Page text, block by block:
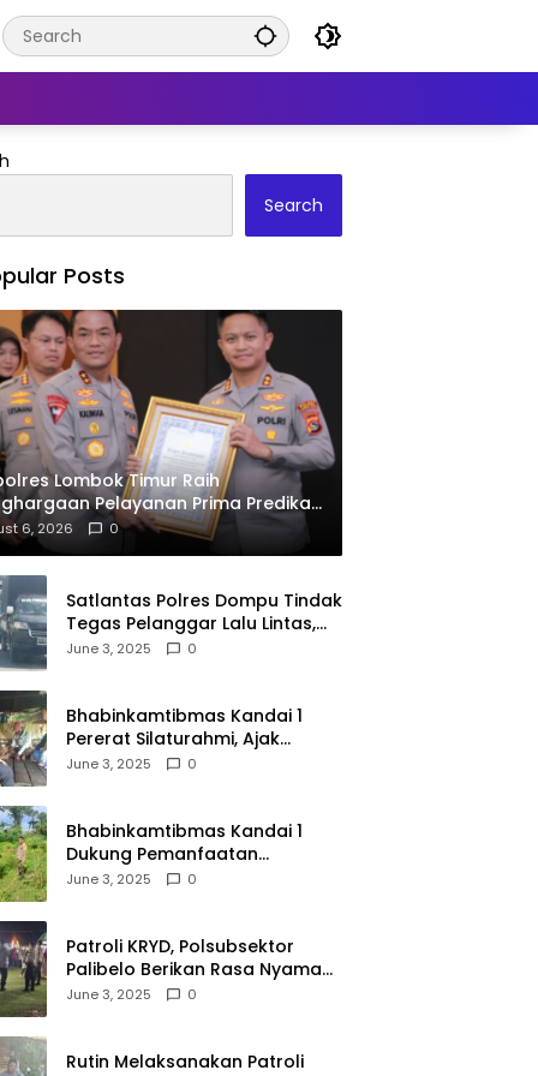
Search
Posts
Lombok Timur Raih
Pelayanan Prima Predikat
Kapolri
6, 2026 0
Satlantas Polres Dompu Tindak
Tegas Pelanggar Lalu Lintas,
Mobil Bodong, dan Kendaraan
June 3, 2025 0
Bhabinkamtibmas Kandai 1
Pererat Silaturahmi, Ajak
Warga Jaga Keamanan
June 3, 2025 0
Bhabinkamtibmas Kandai 1
Dukung Pemanfaatan
Pekarangan untuk Ketahanan
June 3, 2025 0
Patroli KRYD, Polsubsektor
Palibelo Berikan Rasa Nyaman
Bagi Masyarakat dan
June 3, 2025 0
Rutin Melaksanakan Patroli